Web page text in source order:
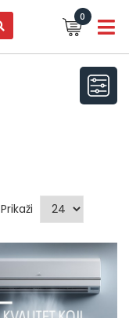
0
Prikaži